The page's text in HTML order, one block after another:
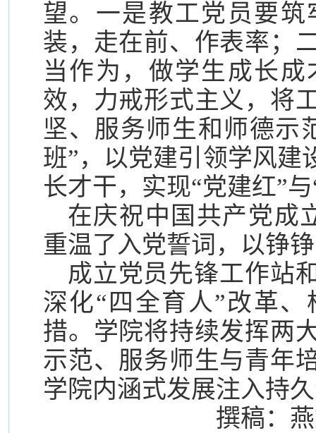
望。一是教工党员要
装，走在前、作表率；
当作为，做学生成长
效，力戒形式主义，将
坚、服务师生和师德示
班”，以党建引领学风建
长才干，实现“党建红”
在庆祝中国共产党成
重温了入党誓词，以铮
成立党员先锋工作站
深化“四全育人”改革
措。学院将持续发挥两
示范、服务师生与青年
学院内涵式发展注入持
撰稿：